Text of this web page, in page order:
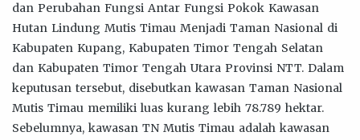
dan Perubahan Fungsi Antar Fungsi Pokok Kawasan
Hutan Lindung Mutis Timau Menjadi Taman Nasional di
Kabupaten Kupang, Kabupaten Timor Tengah Selatan
dan Kabupaten Timor Tengah Utara Provinsi NTT. Dalam
keputusan tersebut, disebutkan kawasan Taman Nasional
Mutis Timau memiliki luas kurang lebih 78.789 hektar.
Sebelumnya, kawasan TN Mutis Timau adalah kawasan